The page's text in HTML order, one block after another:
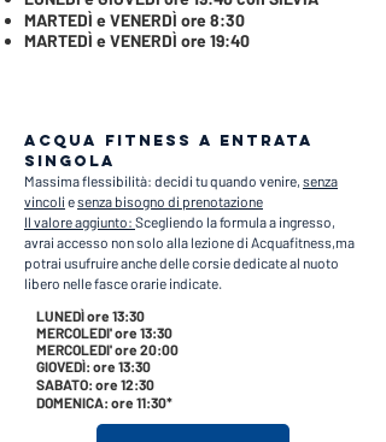
MARTEDÌ e VENERDÌ ore 8:30
MARTEDÌ e VENERDÌ ore 19:40
Acqua fitness a entrata
singola
Massima flessibilità: decidi tu quando venire, senza
vincoli esenza bisogno di prenotazione
Il valore aggiunto: Scegliendo la formula a ingresso,
avrai accesso non solo alla lezione di Acquafitness,ma
potrai usufruire anche delle corsie dedicate al nuoto
libero nelle fasce orarie indicate.
LUNEDÌ ore 13:30
MERCOLEDI' ore 13:30
MERCOLEDI' ore 20:00
GIOVEDÌ: ore 13:30
SABATO: ore 12:30
DOMENICA: ore 11:30*